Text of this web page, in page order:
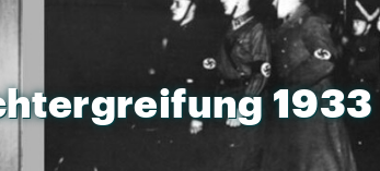
1933